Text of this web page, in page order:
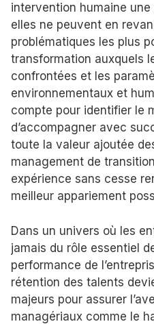
intervention humaine
elles ne peuvent en
problématiques les plus
transformation auxquels
confrontées et les
environnementaux et
compte pour identifier le
d’accompagner avec
toute la valeur ajoutée
management de
expérience sans cesse
meilleur appariement
Dans un univers où les
jamais du rôle essentiel
performance de
rétention des talents
majeurs pour assurer
managériaux comme le